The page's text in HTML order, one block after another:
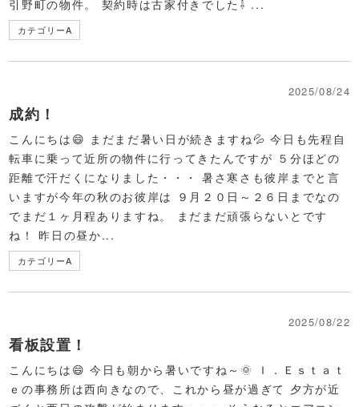
引野町の物件。 契約時は古家付きでした⇩ ...
カテゴリーA
2025/08/24
成約！
こんにちは😄 まだまだ暑い日が続きますね💦 今日も先程自
転車に乗って近所の物件に行ってきたんですが ５分ほどの
距離で汗だくになりました・・・ 暑さ寒さも彼岸までと言
いますが今年の秋のお彼岸は ９月２０日～２６日までなの
でまだ１ヶ月程ありますね。 まだまだ頑張らないとです
ね！ 昨日の昼か...
カテゴリーA
2025/08/22
看板設置！
こんにちは😄 今日も朝から暑いですね～🌞 Ｉ．Ｅｓｔａｔ
ｅの事務所は西向きなので、これから昼が過ぎて 夕方が近